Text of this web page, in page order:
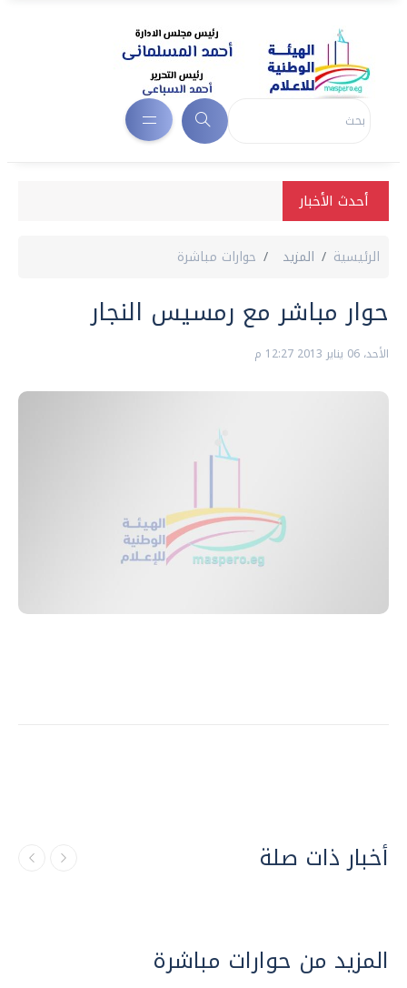
أحدث الأخبار
الرئيسية المزيد حوارات مباشرة
حوار مباشر مع رمسيس النجار
الأحد، 06 يناير 2013 12:27 م
أخبار ذات صلة
المزيد من حوارات مباشرة